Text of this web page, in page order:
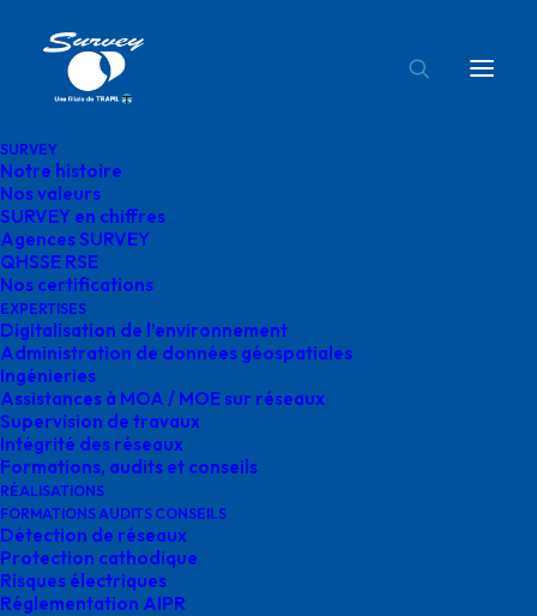
SURVEY
Notre histoire
Nos valeurs
SURVEY en chiffres
Agences SURVEY
QHSSE RSE
Nos certifications
EXPERTISES
Digitalisation de l’environnement
Administration de données géospatiales
Ingénieries
Assistances à MOA / MOE sur réseaux
Supervision de travaux
Intégrité des réseaux
Formations, audits et conseils
RÉALISATIONS
FORMATIONS AUDITS CONSEILS
Détection de réseaux
Protection cathodique
Risques électriques
Réglementation AIPR
survey etude digitalisation environnement
Accueil
survey etude
digitalisation
environnement